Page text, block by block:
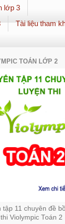
lớp 3
Tài liệu tham
TOÁN LỚP 2
tập 11 chuyên đề
Violympic Toán 2